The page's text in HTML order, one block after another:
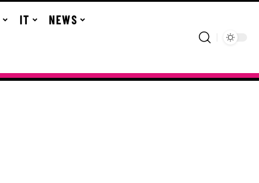
IT NEWS